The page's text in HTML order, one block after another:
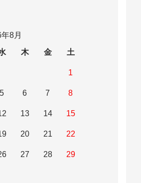
8月
木 金 土
1
5 6 7 8
13 14 15
20 21 22
27 28 29